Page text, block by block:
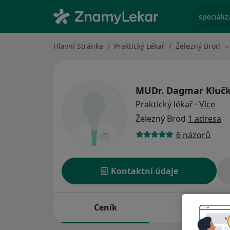
Hlavní Stránka Praktický Lékař Železný Brod
MUDr. Dagmar
Praktický lékař · Více
Železný Brod 1 adresa
6 názorů
Kontaktní údaje
Ceník Adresy